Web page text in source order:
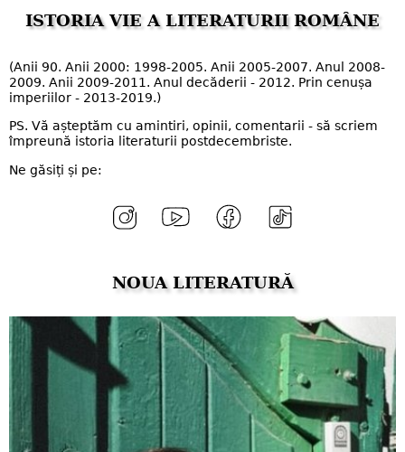
ISTORIA VIE A LITERATURII ROMÂNE
(Anii 90. Anii 2000: 1998-2005. Anii 2005-2007. Anul 2008-
2009. Anii 2009-2011. Anul decăderii - 2012. Prin cenușa
imperiilor - 2013-2019.)
PS. Vă așteptăm cu amintiri, opinii, comentarii - să scriem
împreună istoria literaturii postdecembriste.
Ne găsiți și pe:
NOUA LITERATURĂ